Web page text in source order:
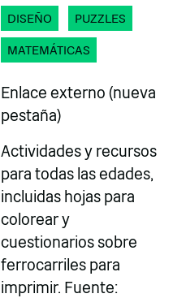
DISEÑO PUZZLES
MATEMÁTICAS
Enlace externo (nueva
pestaña)
Actividades y recursos
para todas las edades,
incluidas hojas para
colorear y
cuestionarios sobre
ferrocarriles para
imprimir. Fuente: